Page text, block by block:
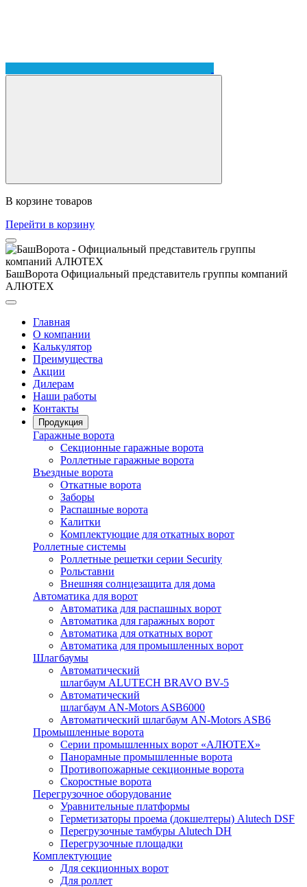
В корзине товаров
Перейти в корзину
БашВорота Официальный представитель группы компаний
АЛЮТЕХ
Главная
О компании
Калькулятор
Преимущества
Акции
Дилерам
Наши работы
Контакты
Продукция
Гаражные ворота
Секционные гаражные ворота
Роллетные гаражные ворота
Въездные ворота
Откатные ворота
Заборы
Распашные ворота
Калитки
Комплектующие для откатных ворот
Роллетные системы
Роллетные решетки серии Security
Рольставни
Внешняя солнцезащита для дома
Автоматика для ворот
Автоматика для распашных ворот
Автоматика для гаражных ворот
Автоматика для откатных ворот
Автоматика для промышленных ворот
Шлагбаумы
Автоматический
шлагбаум ALUTECH BRAVO BV-5
Автоматический
шлагбаум AN-Motors ASB6000
Автоматический шлагбаум AN-Motors ASB6
Промышленные ворота
Серии промышленных ворот «АЛЮТЕХ»
Панорамные промышленные ворота
Противопожарные секционные ворота
Скоростные ворота
Перегрузочное оборудование
Уравнительные платформы
Герметизаторы проема (докшелтеры) Alutech DSF
Перегрузочные тамбуры Alutech DH
Перегрузочные площадки
Комплектующие
Для секционных ворот
Для роллет